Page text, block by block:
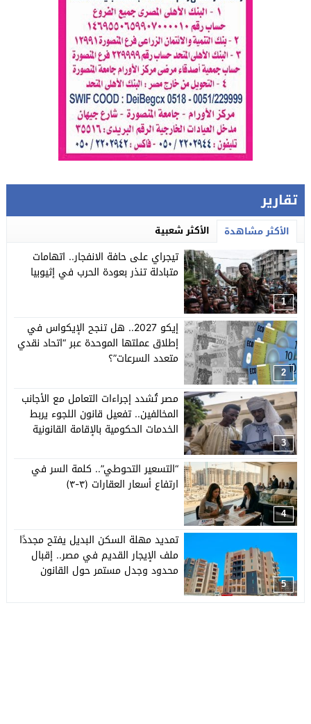
تقارير
الأكثر مشاهدة الأكثر شعبية
1
تيجراي على حافة الانفجار.. اتهامات
متبادلة تنذر بعودة الحرب في إثيوبيا
2
إيكو 2027.. هل تنجح الإيكواس في
إطلاق عملتها الموحدة عبر “اتحاد نقدي
متعدد السرعات”؟
3
مصر تُشدد إجراءات التعامل مع الأجانب
المخالفين.. تفعيل قانون اللجوء يربط
الخدمات الحكومية بالإقامة القانونية
4
“التسعير التحوطي”.. كلمة السر في
ارتفاع أسعار العقارات (٣-٣)
5
تمديد مهلة السكن البديل يفتح مجددًا
ملف الإيجار القديم في مصر.. إقبال
محدود وجدل مستمر حول القانون